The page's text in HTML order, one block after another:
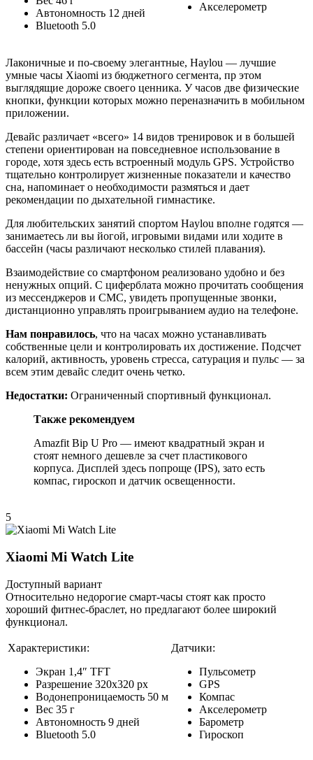
Автономность 12 дней
Bluetooth 5.0
Акселерометр
Лаконичные и по-своему элегантные, Haylou — лучшие
умные часы Xiaomi из бюджетного сегмента, пр этом
выглядящие дороже своего ценника. У часов две физические
кнопки, функции которых можно переназначить в мобильном
приложении.
Девайс различает «всего» 14 видов тренировок и в большей
степени ориентирован на повседневное использование в
городе, хотя здесь есть встроенный модуль GPS. Устройство
тщательно контролирует жизненные показатели и качество
сна, напоминает о необходимости размяться и дает
рекомендации по дыхательной гимнастике.
Для любительских занятий спортом Haylou вполне годятся —
занимаетесь ли вы йогой, игровыми видами или ходите в
бассейн (часы различают несколько стилей плавания).
Взаимодействие со смартфоном реализовано удобно и без
ненужных опций. С циферблата можно прочитать сообщения
из мессенджеров и СМС, увидеть пропущенные звонки,
дистанционно управлять проигрыванием аудио на телефоне.
Нам понравилось, что на часах можно устанавливать
собственные цели и контролировать их достижение. Подсчет
калорий, активность, уровень стресса, сатурация и пульс — за
всем этим девайс следит очень четко.
Недостатки: Ограниченный спортивный функционал.
Также рекомендуем
Amazfit Bip U Pro — имеют квадратный экран и
стоят немного дешевле за счет пластикового
корпуса. Дисплей здесь попроще (IPS), зато есть
компас, гироскоп и датчик освещенности.
5
Xiaomi Mi Watch Lite
Доступный вариант
Относительно недорогие смарт-часы стоят как просто
хороший фитнес-браслет, но предлагают более широкий
функционал.
Характеристики:
Экран 1,4″ TFT
Разрешение 320х320 рх
Водонепроницаемость 50 м
Вес 35 г
Автономность 9 дней
Bluetooth 5.0
Датчики:
Пульсометр
GPS
Компас
Акселерометр
Барометр
Гироскоп